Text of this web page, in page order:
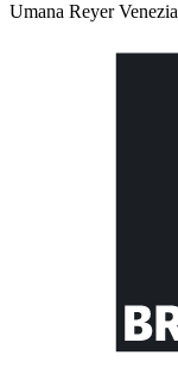
Umana Reyer Venezia